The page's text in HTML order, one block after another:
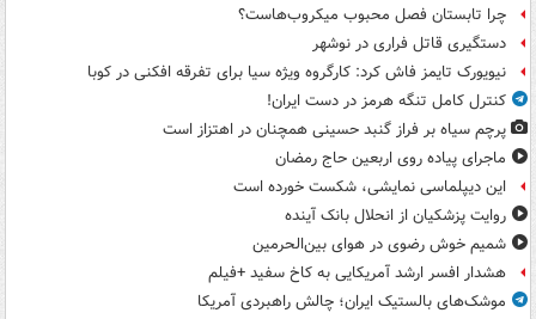
چرا تابستان فصل محبوب میکروب‌هاست؟
دستگیری قاتل فراری در نوشهر
نیویورک تایمز فاش کرد: کارگروه ویژه سیا برای تفرقه افکنی در کوبا
کنترل کامل تنگه هرمز در دست ایران!
پرچم سیاه بر فراز گنبد حسینی همچنان در اهتزاز است
ماجرای پیاده روی اربعین حاج رمضان
این دیپلماسی نمایشی، شکست خورده است
روایت پزشکیان از انحلال بانک آینده
شمیم خوش رضوی در هوای بین‌الحرمین
هشدار افسر ارشد آمریکایی به کاخ سفید +فیلم
موشک‌های بالستیک ایران؛ چالش راهبردی آمریکا